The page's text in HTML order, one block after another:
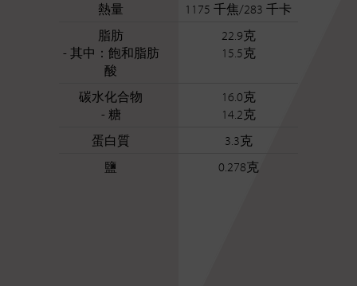
熱量
1175 千焦/283 千卡
脂肪
22.9克
- 其中：飽和脂肪
酸
15.5克
碳水化合物
16.0克
- 糖
14.2克
蛋白質
3.3克
鹽
0.278克